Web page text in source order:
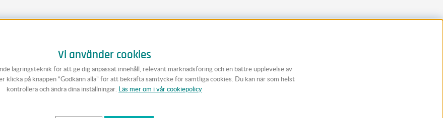
Vi använder cookies
lagringsteknik för att ge dig anpassat innehåll, relevant marknadsföring och en bättre upplevelse av
klicka på knappen “Godkänn alla” för att bekräfta samtycke för samtliga cookies. Du kan när som helst
kontrollera och ändra dina inställningar. Läs mer om i vår cookiepolicy